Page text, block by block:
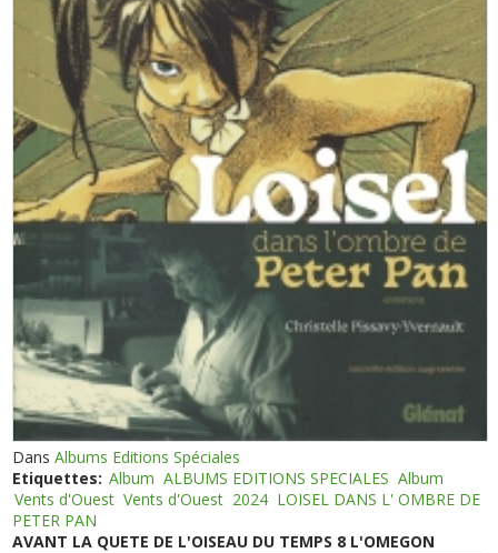
DansAlbums Editions Spéciales
Etiquettes: Album ALBUMS EDITIONS SPECIALES Album
Vents d'Ouest Vents d'Ouest 2024 LOISEL DANS L' OMBRE DE
PETER PAN
AVANT LA QUETE DE L'OISEAU DU TEMPS 8 L'OMEGON